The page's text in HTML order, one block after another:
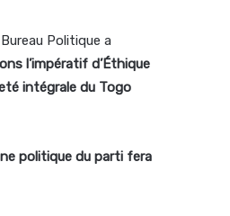
Politique a
l’impératif d’Éthique
intégrale du Togo
politique du parti fera